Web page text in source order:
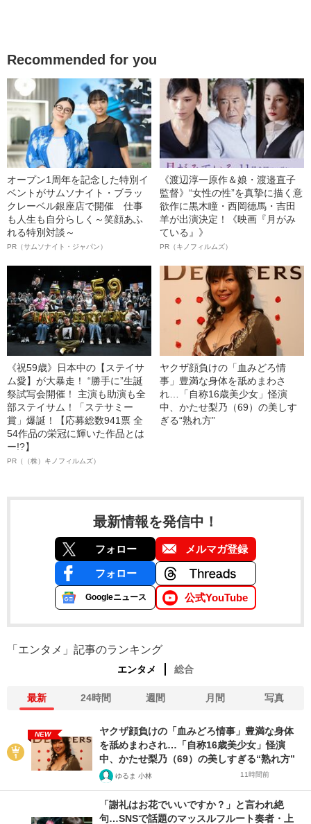
Recommended for you
オープン1周年を記念した特別イ
ベントがサムソナイト・ブラッ
クレーベル銀座店で開催 仕事
も人生も自分らしく～笑顔あふ
れる特別対談～
PR（サムソナイト・ジャパン）
《渡辺淳一原作＆娘・渡邉直子
監督》“女性の性”を真摯に描く意
欲作に黒木瞳・西岡德馬・吉田
羊が出演決定！《映画『月がみ
ている』》
PR（キノフィルムズ）
《祝59歳》日本中の【ステイサ
ム愛】が大暴走！ “勝手に”生誕
祭試写会開催！ 主演も助演も全
部ステイサム！「ステサミー
賞」爆誕！【応募総数941票 全
54作品の栄冠に輝いた作品とは
ー!?】
PR（（株）キノフィルムズ）
ヤクザ顔負けの「血みどろ情
事」豊満な身体を舐めまわさ
れ…「自称16歳美少女」怪演
中、かたせ梨乃（69）の美しす
ぎる“熟れ方”
最新情報を発信中！
フォロー メルマガ登録
フォロー
Googleニュース 公式YouTube
「エンタメ」記事のランキング
エンタメ 総合
最新 24時間 週間 月間 写真
NEW
ヤクザ顔負けの「血みどろ情事」豊満な身体
を舐めまわされ…「自称16歳美少女」怪演
中、かたせ梨乃（69）の美しすぎる“熟れ方”
ゆるま 小林 11時間前
「謝礼はお花でいいですか？」と言われ絶
句…SNSで話題のマッスルフルート奏者・上